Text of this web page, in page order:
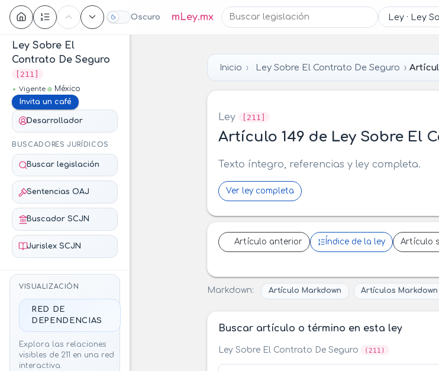
Oscuro mLey.mx
Contenido
Ley Sobre El
Contrato De Seguro
[211]
Vigente
México
Invita un café
Desarrollador
BUSCADORES JURÍDICOS
Buscar legislación
Sentencias OAJ
Buscador SCJN
Jurislex SCJN
VISUALIZACIÓN
RED DE
DEPENDENCIAS
Explora las relaciones
visibles de 211 en una red
interactiva.
Inicio Ley Sobre El Contrato De Seguro
Ley [211]
Artículo 149 de Ley Sobre El
Texto íntegro, referencias y ley completa.
Ver ley completa
Artículo anterior Índice de la ley Artículo
Markdown: Artículo Markdown Artículos Markdown
Buscar artículo o término en esta ley
Ley Sobre El Contrato De Seguro (211)